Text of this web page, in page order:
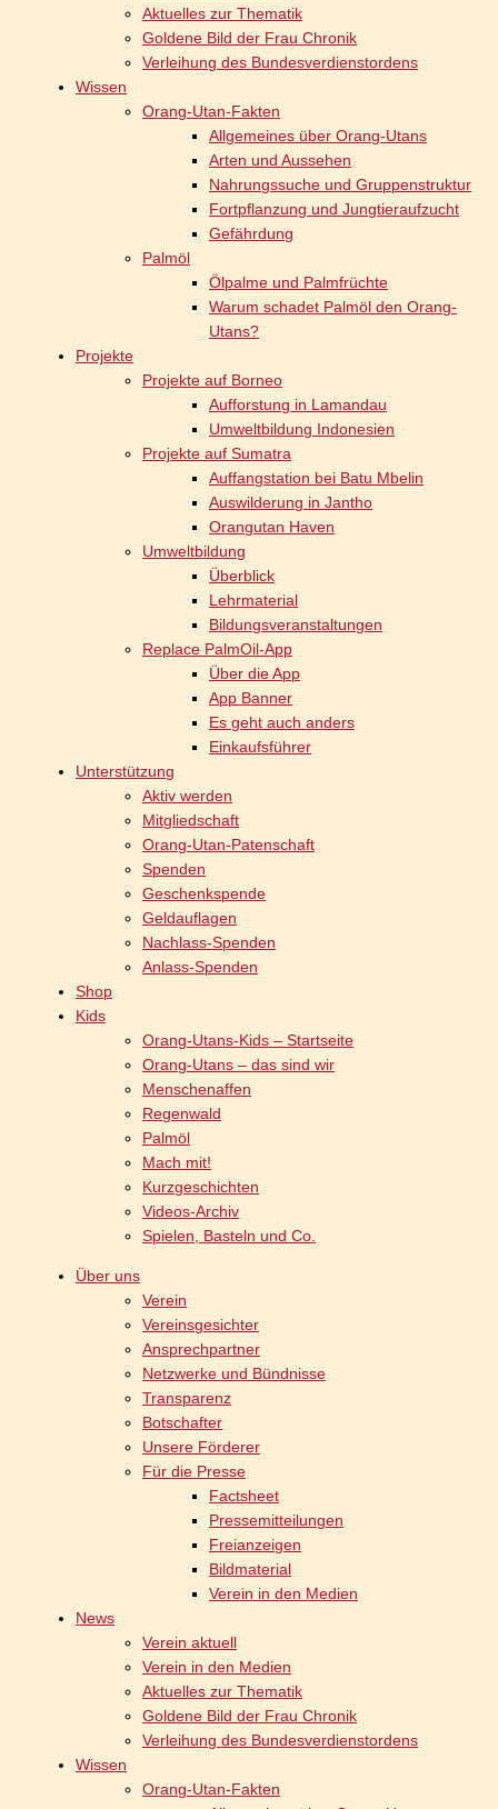
Aktuelles zur Thematik
Goldene Bild der Frau Chronik
Verleihung des Bundesverdienstordens
Wissen
Orang-Utan-Fakten
Allgemeines über Orang-Utans
Arten und Aussehen
Nahrungssuche und Gruppenstruktur
Fortpflanzung und Jungtieraufzucht
Gefährdung
Palmöl
Ölpalme und Palmfrüchte
Warum schadet Palmöl den Orang-
Utans?
Projekte
Projekte auf Borneo
Aufforstung in Lamandau
Umweltbildung Indonesien
Projekte auf Sumatra
Auffangstation bei Batu Mbelin
Auswilderung in Jantho
Orangutan Haven
Umweltbildung
Überblick
Lehrmaterial
Bildungsveranstaltungen
Replace PalmOil-App
Über die App
App Banner
Es geht auch anders
Einkaufsführer
Unterstützung
Aktiv werden
Mitgliedschaft
Orang-Utan-Patenschaft
Spenden
Geschenkspende
Geldauflagen
Nachlass-Spenden
Anlass-Spenden
Shop
Kids
Orang-Utans-Kids – Startseite
Orang-Utans – das sind wir
Menschenaffen
Regenwald
Palmöl
Mach mit!
Kurzgeschichten
Videos-Archiv
Spielen, Basteln und Co.
Über uns
Verein
Vereinsgesichter
Ansprechpartner
Netzwerke und Bündnisse
Transparenz
Botschafter
Unsere Förderer
Für die Presse
Factsheet
Pressemitteilungen
Freianzeigen
Bildmaterial
Verein in den Medien
News
Verein aktuell
Verein in den Medien
Aktuelles zur Thematik
Goldene Bild der Frau Chronik
Verleihung des Bundesverdienstordens
Wissen
Orang-Utan-Fakten